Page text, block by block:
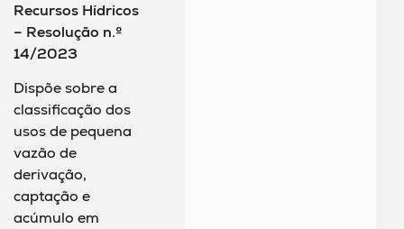
Recursos Hídricos
– Resolução n.º
14/2023
Dispõe sobre a
classificação dos
usos de pequena
vazão de
derivação,
captação e
acúmulo em